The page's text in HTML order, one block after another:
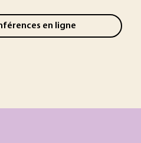
en ligne